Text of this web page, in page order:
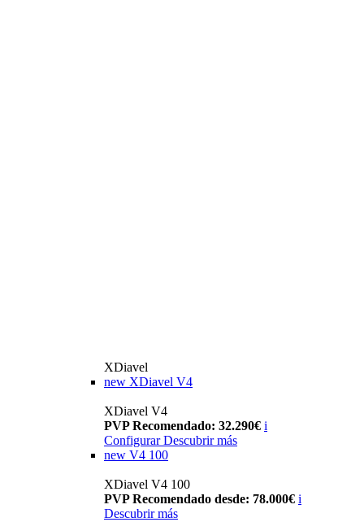
XDiavel
new XDiavel V4
XDiavel V4
PVP Recomendado: 32.290€ i
Configurar Descubrir más
new V4 100
XDiavel V4 100
PVP Recomendado desde: 78.000€ i
Descubrir más